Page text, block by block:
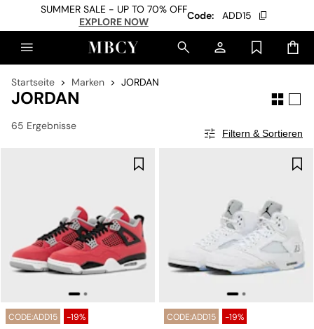
SUMMER SALE - UP TO 70% OFF
EXPLORE NOW
Code: ADD15
Startseite Marken JORDAN
JORDAN
65 Ergebnisse
Filtern & Sortieren
CODE:ADD15 -19% CODE:ADD15 -19%